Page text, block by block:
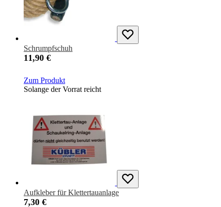
Schrumpfschuh
11,90 €
Zum Produkt
Solange der Vorrat reicht
Aufkleber für Klettertauanlage
7,30 €